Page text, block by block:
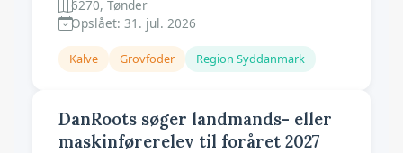
med dyrlæge, inseminør og foderrådgiver mv.
Fodring af kalve og ungdyr vil også være en
del af
6270, Tønder
Opslået: 31. jul. 2026
Kalve Grovfoder Region Syddanmark
DanRoots søger landmands- eller
maskinførerelev til foråret 2027